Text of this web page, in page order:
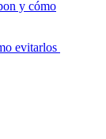
evitarlos